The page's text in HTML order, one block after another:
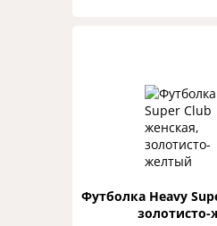
Футболка Heavy